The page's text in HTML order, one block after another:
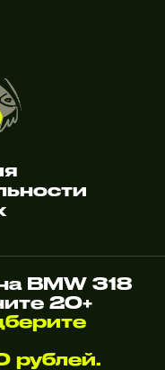
BMW 318
20+
рублей.